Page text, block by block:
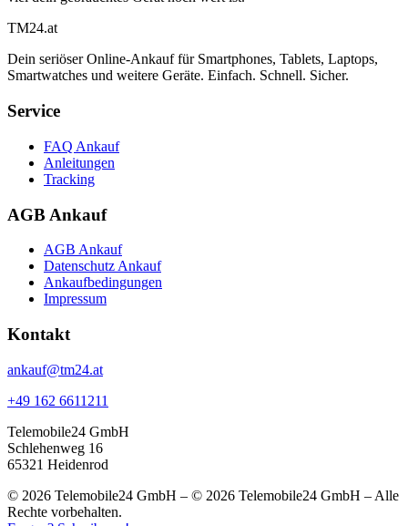
TM24.at
Dein seriöser Online-Ankauf für Smartphones, Tablets, Laptops,
Smartwatches und weitere Geräte. Einfach. Schnell. Sicher.
Service
FAQ Ankauf
Anleitungen
Tracking
AGB Ankauf
AGB Ankauf
Datenschutz Ankauf
Ankaufbedingungen
Impressum
Kontakt
ankauf@tm24.at
+49 162 6611211
Telemobile24 GmbH
Schlehenweg 16
65321 Heidenrod
© 2026 Telemobile24 GmbH – © 2026 Telemobile24 GmbH – Alle
Rechte vorbehalten.